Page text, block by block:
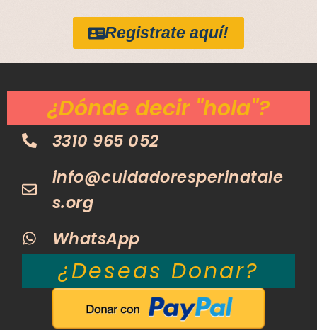
Registrate aquí!
¿Dónde decir "hola"?
3310 965 052
info@cuidadoresperinatale
s.org
WhatsApp
¿Deseas Donar?